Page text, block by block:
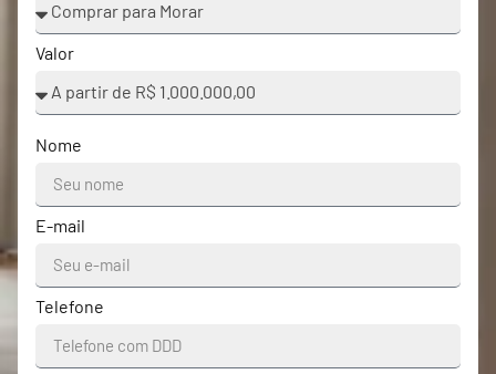
Valor
Nome
E-mail
Telefone